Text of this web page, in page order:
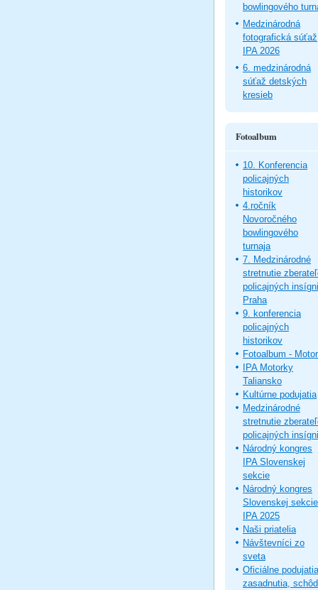
bowlingového
Medzinárodná
fotografická súťaž
IPA 2026
6. medzinárodná
súťaž detských
kresieb
Fotoalbum
10. Konferencia
policajných
historikov
4.ročník
Novoročného
bowlingového
turnaja
7. Medzinárodné
stretnutie
policajných
Praha
9. konferencia
policajných
historikov
Fotoalbum -
IPA Motorky
Taliansko
Kultúrne podujatia
Medzinárodné
stretnutie
policajných
Národný kongres
IPA Slovenskej
sekcie
Národný kongres
Slovenskej sekcie
IPA 2025
Naši priatelia
Návštevníci zo
sveta
Oficiálne
zasadnutia,